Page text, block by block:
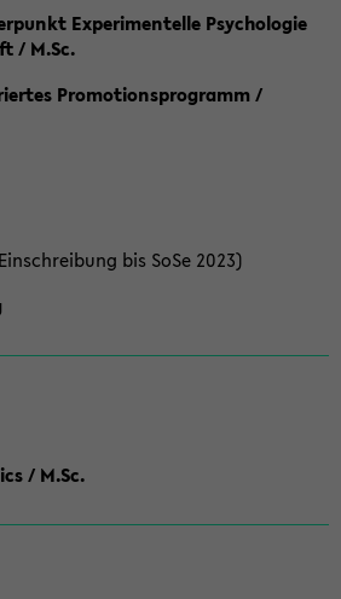
Experimentelle Psychologie
/ M.Sc.
Promotionsprogramm /
bis SoSe 2023)
/ M.Sc.